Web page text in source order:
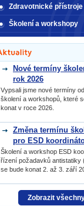
Zdravotnické přístroje
Školení a workshopy
Nové termíny
rok 2026
Vypsali jsme nové termíny
školení a workshopů, které
konat v roce 2026.
Změna termínu
pro ESD
Školení a workshop ESD
řízení požadavků antistatiky
se bude konat 2. až 3. září
Zobrazit